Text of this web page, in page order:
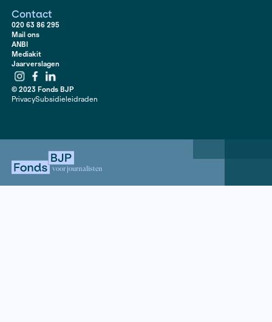
Om de nieuwe Regeling Onderzoeksjournalistiek in
te leiden is Henk Bas aangesteld als projectleider. Hij
verbonden aan de master Journalistiek en Media van
Universiteit van Amsterdam. Het Fonds BJP zal
subsidierondes per jaar openstellen om de actualiteit
Uit het budget van vijf miljoen geeft minister Slob
één miljoen aan het Fonds BJP, drie miljoen euro aan
Stimuleringsfonds voor de Journalistiek. Waar het
individuele journalisten steunt, richt het